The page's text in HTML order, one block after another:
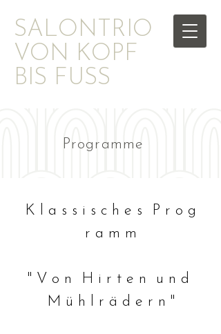
​SALONTRIO
VON KOPF
BIS FUSS
Programme
K l a s s i s c h e s P r o g
r a m m
" V o n H i r t e n u n d
M ü h l r ä d e r n "